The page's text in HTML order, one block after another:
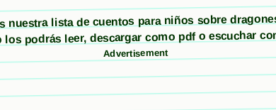
nuestra lista de cuentos para niños sobre
los podrás leer, descargar como pdf o escuchar
Advertisement